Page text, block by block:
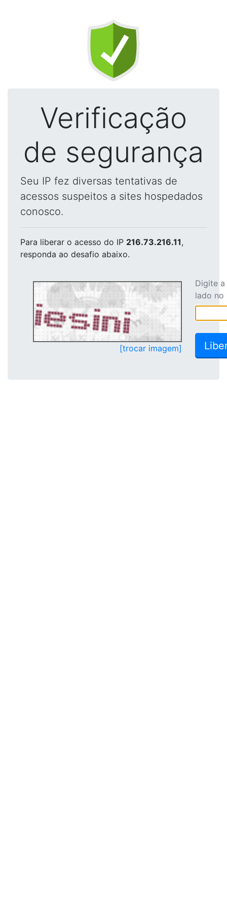
Verificação
de segurança
Seu IP fez diversas tentativas de
acessos suspeitos a sites hospedados
conosco.
Para liberar o acesso do IP 216.73.216.11,
responda ao desafio abaixo.
[trocar imagem]
Digite
lado no